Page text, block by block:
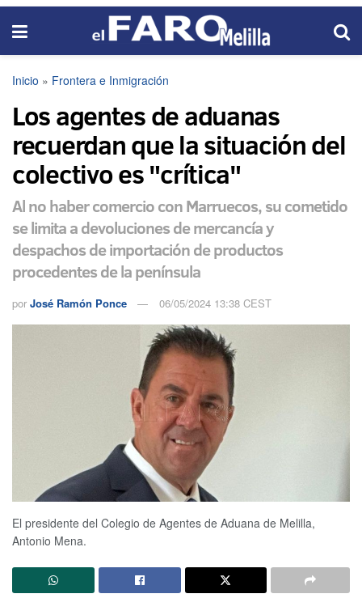
Inicio » Frontera e Inmigración
Los agentes de aduanas
recuerdan que la situación del
colectivo es "crítica"
Al no haber comercio con Marruecos, su cometido
se limita a devoluciones de mercancía y
despachos de importación de productos
procedentes de la península
por José Ramón Ponce 06/05/2024 13:38 CEST
El presidente del Colegio de Agentes de Aduana de Melilla,
Antonio Mena.